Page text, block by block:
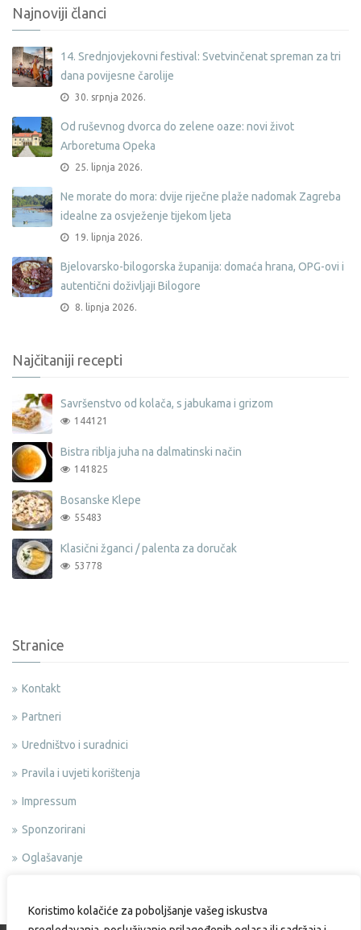
Koristimo kolačiće za poboljšanje vašeg iskustva
Najnoviji članci
14. Srednjovjekovni festival: Svetvinčenat spreman za tri
dana povijesne čarolije
30. srpnja 2026.
Od ruševnog dvorca do zelene oaze: novi život
Arboretuma Opeka
25. lipnja 2026.
Ne morate do mora: dvije riječne plaže nadomak Zagreba
idealne za osvježenje tijekom ljeta
19. lipnja 2026.
Bjelovarsko-bilogorska županija: domaća hrana, OPG-ovi i
autentični doživljaji Bilogore
8. lipnja 2026.
Najčitaniji recepti
Savršenstvo od kolača, s jabukama i grizom
144121
Bistra riblja juha na dalmatinski način
141825
Bosanske Klepe
55483
Klasični žganci / palenta za doručak
53778
Stranice
Kontakt
Partneri
Uredništvo i suradnici
Pravila i uvjeti korištenja
Impressum
Sponzorirani
Oglašavanje